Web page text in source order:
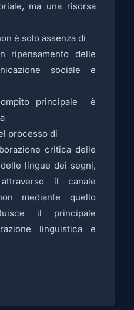
ma una risorsa
è solo assenza di
ripensamento delle
sociale e
principale è
processo di
critica delle
lingue dei segni,
il canale
mediante quello
il principale
linguistica e